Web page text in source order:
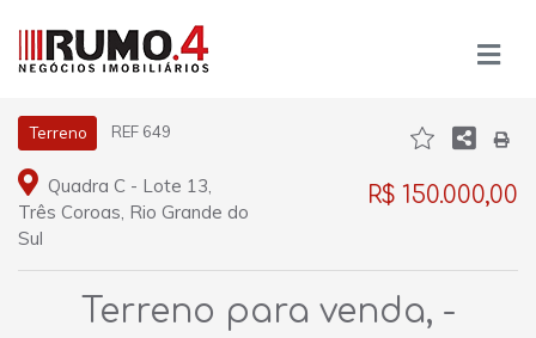
Terreno REF 649
Quadra C - Lote 13,
Três Coroas, Rio Grande do
Sul
R$ 150.000,00
Terreno para venda, -